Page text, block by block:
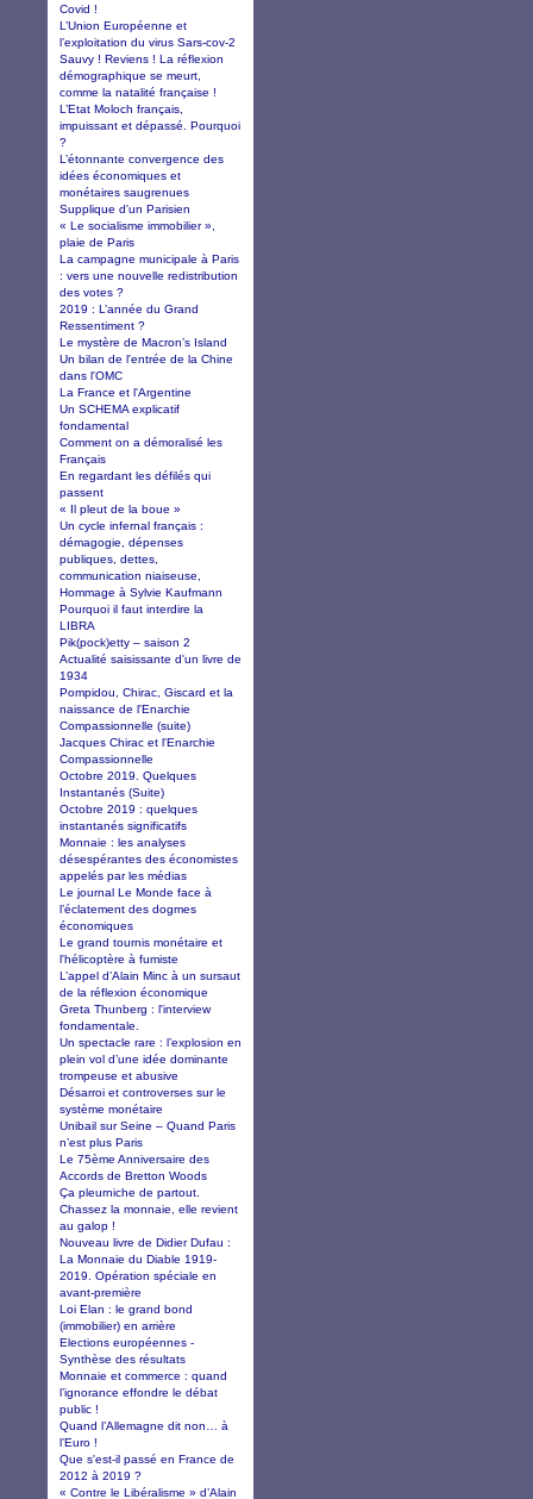
Covid !
L’Union Européenne et
l’exploitation du virus Sars-cov-2
Sauvy ! Reviens ! La réflexion
démographique se meurt,
comme la natalité française !
L’Etat Moloch français,
impuissant et dépassé. Pourquoi
?
L’étonnante convergence des
idées économiques et
monétaires saugrenues
Supplique d'un Parisien
« Le socialisme immobilier »,
plaie de Paris
La campagne municipale à Paris
: vers une nouvelle redistribution
des votes ?
2019 : L’année du Grand
Ressentiment ?
Le mystère de Macron’s Island
Un bilan de l'entrée de la Chine
dans l'OMC
La France et l'Argentine
Un SCHEMA explicatif
fondamental
Comment on a démoralisé les
Français
En regardant les défilés qui
passent
« Il pleut de la boue »
Un cycle infernal français :
démagogie, dépenses
publiques, dettes,
communication niaiseuse,
Hommage à Sylvie Kaufmann
Pourquoi il faut interdire la
LIBRA
Pik(pock)etty – saison 2
Actualité saisissante d'un livre de
1934
Pompidou, Chirac, Giscard et la
naissance de l'Enarchie
Compassionnelle (suite)
Jacques Chirac et l'Enarchie
Compassionnelle
Octobre 2019. Quelques
Instantanés (Suite)
Octobre 2019 : quelques
instantanés significatifs
Monnaie : les analyses
désespérantes des économistes
appelés par les médias
Le journal Le Monde face à
l’éclatement des dogmes
économiques
Le grand tournis monétaire et
l'hélicoptère à fumiste
L’appel d’Alain Minc à un sursaut
de la réflexion économique
Greta Thunberg : l'interview
fondamentale.
Un spectacle rare : l’explosion en
plein vol d’une idée dominante
trompeuse et abusive
Désarroi et controverses sur le
système monétaire
Unibail sur Seine – Quand Paris
n’est plus Paris
Le 75ème Anniversaire des
Accords de Bretton Woods
Ça pleurniche de partout.
Chassez la monnaie, elle revient
au galop !
Nouveau livre de Didier Dufau :
La Monnaie du Diable 1919-
2019. Opération spéciale en
avant-première
Loi Elan : le grand bond
(immobilier) en arrière
Elections européennes -
Synthèse des résultats
Monnaie et commerce : quand
l’ignorance effondre le débat
public !
Quand l’Allemagne dit non… à
l’Euro !
Que s'est-il passé en France de
2012 à 2019 ?
« Contre le Libéralisme » d’Alain